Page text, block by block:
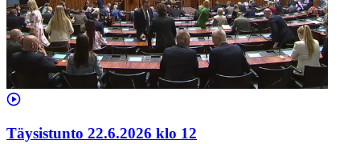
Täysistunto 22.6.2026 klo 12